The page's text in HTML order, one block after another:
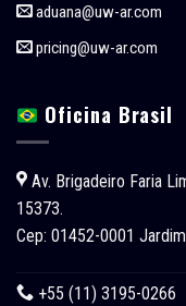
aduana@uw-ar.com
pricing@uw-ar.com
Oficina Brasil
Av. Brigadeiro Faria
15373.
Cep: 01452-0001
+55 (11) 3195-0266